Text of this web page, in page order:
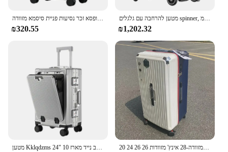
₪320.55
מטען להרחבה עם גלגלים spinner, מזוודות גדולות עם עיצוב מושב ילדים, 20 ס "מ
₪1,202.32
מטען Kklqdzms מטען על גלגלים מסגרת אלומיניום חזית חזית פתיחת דלת מחשב נייד מארז 10 "24" usb" 20 24 26 26 אינץ 'גודל גדול מזוודה-28 אינץ' מזוודות pc מזוודות נסיעות טרולי במקרה נסיעה טרולי עם חמישה גלגלים